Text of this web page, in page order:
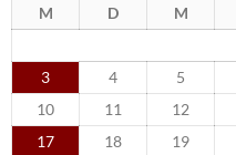
M D M
3
4 5
10
11 12
17
18 19